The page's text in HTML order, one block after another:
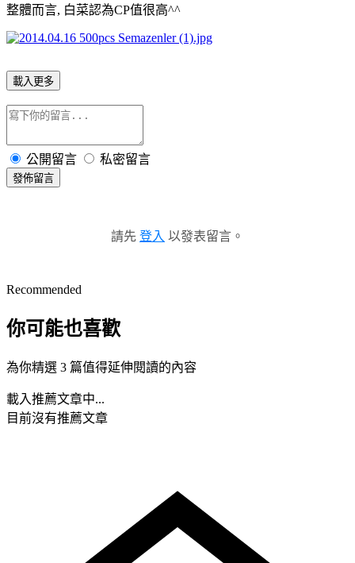
整體而言, 白菜認為CP值很高^^
載入更多
公開留言 私密留言
發佈留言
請先 登入 以發表留言。
Recommended
你可能也喜歡
為你精選 3 篇值得延伸閱讀的內容
載入推薦文章中...
目前沒有推薦文章